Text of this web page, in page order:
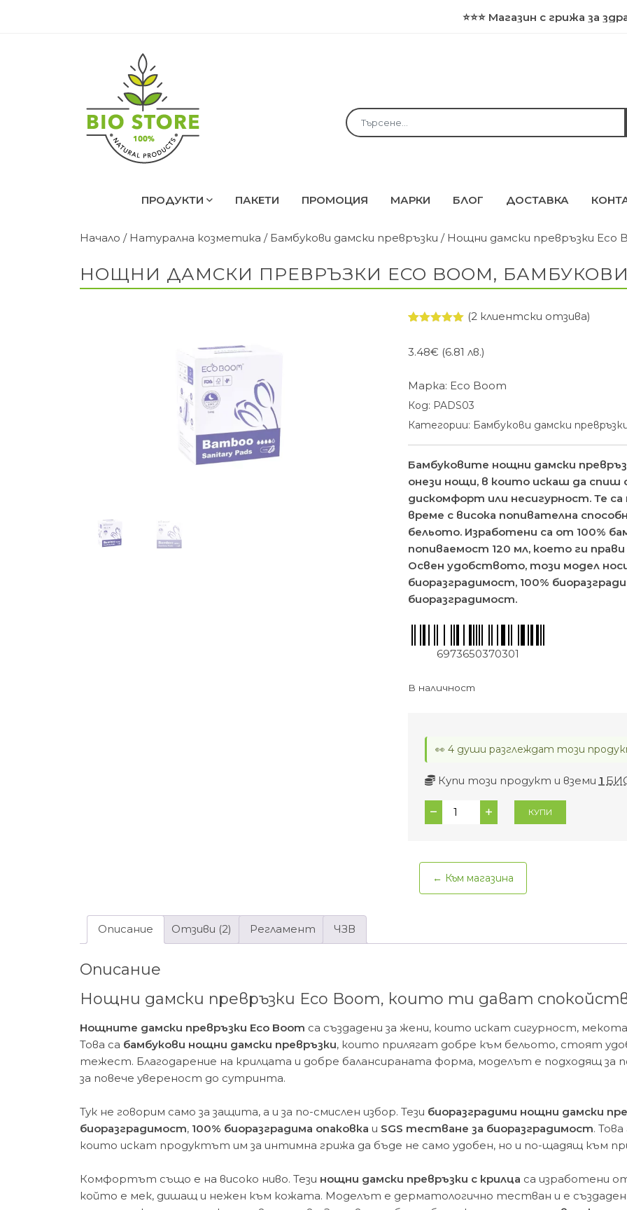
⭐⭐⭐ Магазин с грижа за здравето и
ПРОДУКТИ ПАКЕТИ ПРОМОЦИЯ МАРКИ БЛОГ ДОСТАВКА
Начало / Натурална козметика / Бамбукови дамски превръзки / Нощни дамски превръзки Eco
НОЩНИ ДАМСКИ ПРЕВРЪЗКИ ECO BOOM,
базирано
оценки
(2 клиентски отзива)
3.48€ (6.81 лв.)
Марка: Eco Boom
Код: PADS03
Категории: Бамбукови дамски
Бамбуковите нощни дамски
онези нощи, в които искаш да спиш
дискомфорт или несигурност. Те
време с висока попивателна
бельото. Изработени са от 100%
попиваемост 120 мл, което ги
Освен удобството, този модел
биоразградимост, 100%
биоразградимост.
6973650370301
В наличност
👀 4 души разглеждат този
Купи този продукт и вземи 1
количество
за
превръзки
Eco
с
КУПИ
← Към магазина
Описание Отзиви (2) Регламент ЧЗВ
Описание
Нощни дамски превръзки Eco Boom, които ти дават
Нощните дамски превръзки Eco Boom са създадени за жени, които искат сигурност,
Това са бамбукови нощни дамски превръзки, които прилягат добре към бельото, стоят
тежест. Благодарение на крилцата и добре балансираната форма, моделът е подходящ за
за повече увереност до сутринта.
Тук не говорим само за защита, а и за по-смислен избор. Тези биоразградими нощни дамски
биоразградимост, 100% биоразградима опаковка и SGS тестване за биоразградимост.
които искат продуктът им за интимна грижа да бъде не само удобен, но и по-щадящ към
Комфортът също е на високо ниво. Тези нощни дамски превръзки с крилца са изработени
който е мек, дишащ и нежен към кожата. Моделът е дерматологично тестван и е